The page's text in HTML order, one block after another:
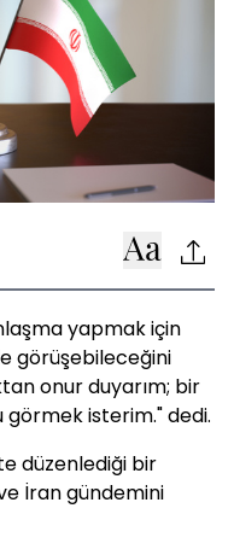
yapmak için
görüşebileceğini
onur duyarım; bir
isterim." dedi.
düzenlediği bir
İran gündemini